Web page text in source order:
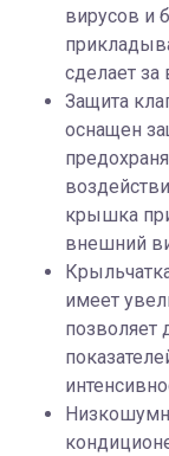
вирусов и
сделает за
Защита
оснащен
крышка
внешний
имеет
позволяет